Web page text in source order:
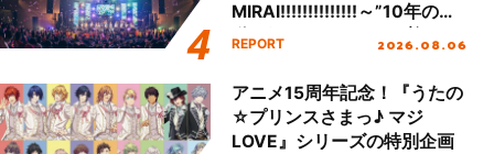
MIRAI!!!!!!!!!!!!!!～”10年の活
動を経てファイナルを迎える
REPORT 2026.08.06
アニメ15周年記念！『うたの
☆プリンスさまっ♪ マジ
LOVE』シリーズの特別企画